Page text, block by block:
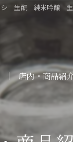
生酛 純米吟醸 生
店内・商品紹